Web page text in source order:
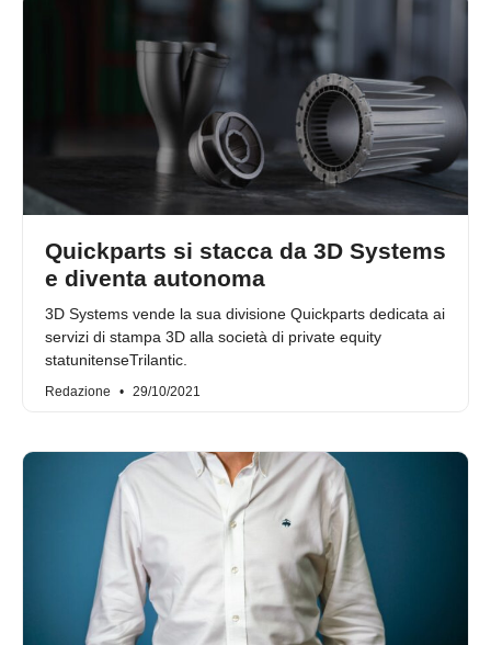
Quickparts si stacca da 3D Systems
e diventa autonoma
3D Systems vende la sua divisione Quickparts dedicata ai
servizi di stampa 3D alla società di private equity
statunitenseTrilantic.
Redazione 29/10/2021